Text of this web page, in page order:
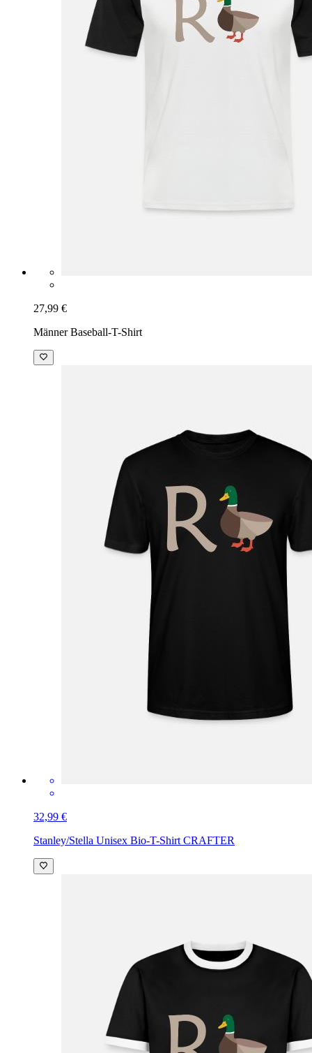
27,99 €
Männer Baseball-T-Shirt
32,99 €
Stanley/Stella Unisex Bio-T-Shirt CRAFTER